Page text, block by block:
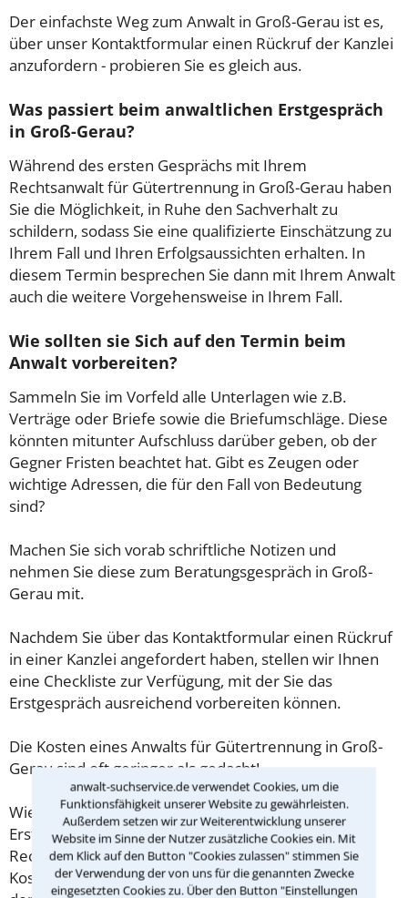
anwalt-suchservice.de verwendet Cookies, um die
Funktionsfähigkeit unserer Website zu gewährleisten.
Außerdem setzen wir zur Weiterentwicklung unserer
Website im Sinne der Nutzer zusätzliche Cookies ein. Mit
dem Klick auf den Button "Cookies zulassen" stimmen Sie
der Verwendung der von uns für die genannten Zwecke
eingesetzten Cookies zu. Über den Button "Einstellungen
Der einfachste Weg zum Anwalt in Groß-Gerau ist es,
über unser Kontaktformular einen Rückruf der Kanzlei
anzufordern - probieren Sie es gleich aus.
Was passiert beim anwaltlichen Erstgespräch
in Groß-Gerau?
Während des ersten Gesprächs mit Ihrem
Rechtsanwalt für Gütertrennung in Groß-Gerau haben
Sie die Möglichkeit, in Ruhe den Sachverhalt zu
schildern, sodass Sie eine qualifizierte Einschätzung zu
Ihrem Fall und Ihren Erfolgsaussichten erhalten. In
diesem Termin besprechen Sie dann mit Ihrem Anwalt
auch die weitere Vorgehensweise in Ihrem Fall.
Wie sollten sie Sich auf den Termin beim
Anwalt vorbereiten?
Sammeln Sie im Vorfeld alle Unterlagen wie z.B.
Verträge oder Briefe sowie die Briefumschläge. Diese
könnten mitunter Aufschluss darüber geben, ob der
Gegner Fristen beachtet hat. Gibt es Zeugen oder
wichtige Adressen, die für den Fall von Bedeutung
sind?
Machen Sie sich vorab schriftliche Notizen und
nehmen Sie diese zum Beratungsgespräch in Groß-
Gerau mit.
Nachdem Sie über das Kontaktformular einen Rückruf
in einer Kanzlei angefordert haben, stellen wir Ihnen
eine Checkliste zur Verfügung, mit der Sie das
Erstgespräch ausreichend vorbereiten können.
Die Kosten eines Anwalts für Gütertrennung in Groß-
Gerau sind oft geringer als gedacht!
Wieviel ein Rechtsanwalt in Groß-Gerau für eine
Erstberatung verlangen darf, ist in §34 des
Rechtsanwaltsvergütungsgesetz (RVG) geregelt. Die
Kosten für das erste Beratungsgespräch betragen